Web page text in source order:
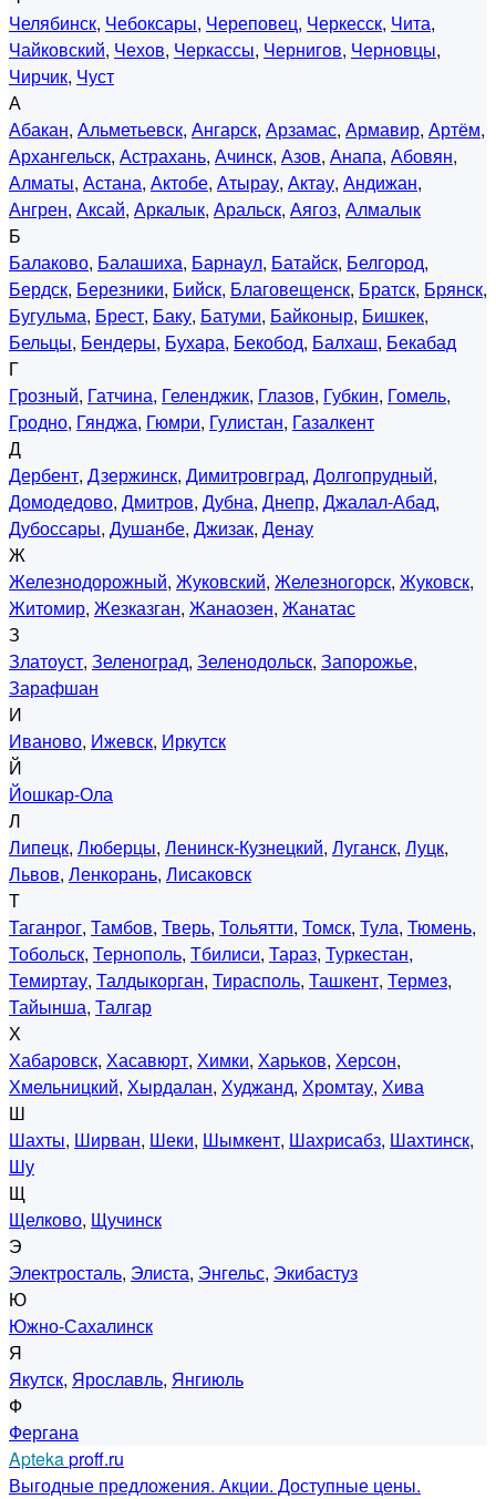
Челябинск, Чебоксары, Череповец, Черкесск, Чита,
Чайковский, Чехов, Черкассы, Чернигов, Черновцы,
Чирчик, Чуст
А
Абакан, Альметьевск, Ангарск, Арзамас, Армавир, Артём,
Архангельск, Астрахань, Ачинск, Азов, Анапа, Абовян,
Алматы, Астана, Актобе, Атырау, Актау, Андижан,
Ангрен, Аксай, Аркалык, Аральск, Аягоз, Алмалык
Б
Балаково, Балашиха, Барнаул, Батайск, Белгород,
Бердск, Березники, Бийск, Благовещенск, Братск, Брянск,
Бугульма, Брест, Баку, Батуми, Байконыр, Бишкек,
Бельцы, Бендеры, Бухара, Бекобод, Балхаш, Бекабад
Г
Грозный, Гатчина, Геленджик, Глазов, Губкин, Гомель,
Гродно, Гянджа, Гюмри, Гулистан, Газалкент
Д
Дербент, Дзержинск, Димитровград, Долгопрудный,
Домодедово, Дмитров, Дубна, Днепр, Джалал-Абад,
Дубоссары, Душанбе, Джизак, Денау
Ж
Железнодорожный, Жуковский, Железногорск, Жуковск,
Житомир, Жезказган, Жанаозен, Жанатас
З
Златоуст, Зеленоград, Зеленодольск, Запорожье,
Зарафшан
И
Иваново, Ижевск, Иркутск
Й
Йошкар-Ола
Л
Липецк, Люберцы, Ленинск-Кузнецкий, Луганск, Луцк,
Львов, Ленкорань, Лисаковск
Т
Таганрог, Тамбов, Тверь, Тольятти, Томск, Тула, Тюмень,
Тобольск, Тернополь, Тбилиси, Тараз, Туркестан,
Темиртау, Талдыкорган, Тирасполь, Ташкент, Термез,
Тайынша, Талгар
Х
Хабаровск, Хасавюрт, Химки, Харьков, Херсон,
Хмельницкий, Хырдалан, Худжанд, Хромтау, Хива
Ш
Шахты, Ширван, Шеки, Шымкент, Шахрисабз, Шахтинск,
Шу
Щ
Щелково, Щучинск
Э
Электросталь, Элиста, Энгельс, Экибастуз
Ю
Южно-Сахалинск
Я
Якутск, Ярославль, Янгиюль
Ф
Фергана
Aptekaproff.ru
Выгодные предложения. Акции. Доступные цены.